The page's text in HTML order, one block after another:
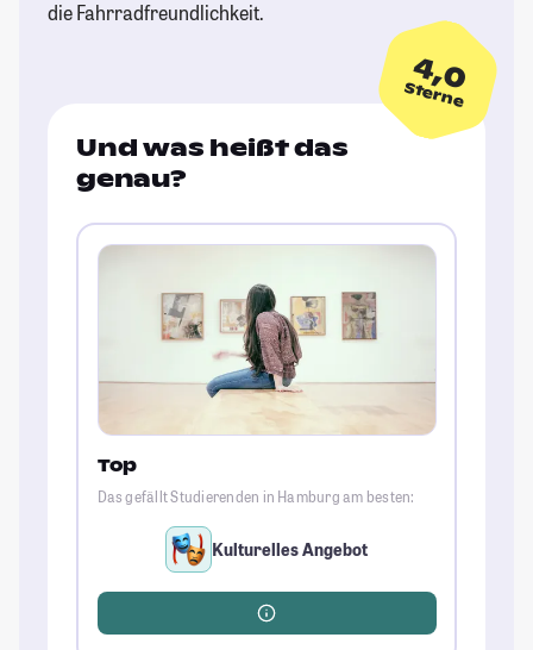
die Fahrradfreundlichkeit.
4,0
Sterne
Und was heißt das
genau?
Top
Das gefällt Studierenden in Hamburg am besten:
Kulturelles Angebot